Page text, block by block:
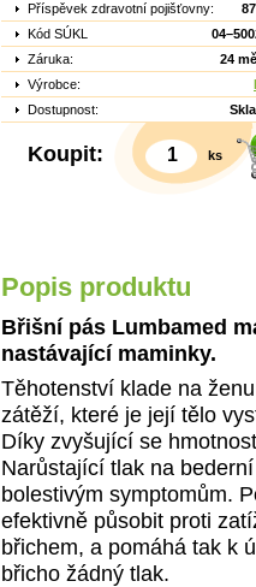
Příspěvek zdravotní pojišťovny:
Kód SÚKL
Záruka:
24
Výrobce:
Dostupnost:
Koupit: ks
Popis produktu
Břišní pás Lumbamed
nastávající maminky.
Těhotenství klade na
zátěží, které je její tělo
Díky zvyšující se
Narůstající tlak na
bolestivým symptomům.
efektivně působit proti
břichem, a pomáhá tak k
břicho žádný tlak.